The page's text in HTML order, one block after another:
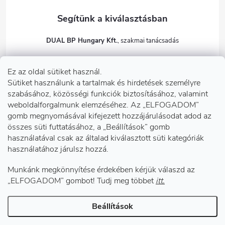
Ez az oldal sütiket használ.
Sütiket használunk a tartalmak és hirdetések személyre
szabásához, közösségi funkciók biztosításához, valamint
weboldalforgalmunk elemzéséhez. Az „ELFOGADOM”
gomb megnyomásával kifejezett hozzájárulásodat adod az
összes süti futtatásához, a „Beállítások” gomb
használatával csak az általad kiválasztott süti kategóriák
használatához járulsz hozzá.
Munkánk megkönnyítése érdekében kérjük válaszd az
„ELFOGADOM” gombot! Tudj meg többet itt.
Beállítások
Információk önnek
Telephelyeink
Facebook
DUAL BP Hungary Kft.
dualbp.hu
Copyright 2026DUAL BP Hungary Kft.. Minden jog fenntartva.Süti